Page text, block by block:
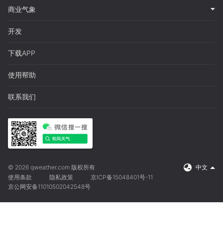
商业气象
开发
下载APP
使用帮助
联系我们
© 2026 qweather.com 版权所有
中文
使用条款
隐私政策
京ICP备15048401号-11
京公网安备11010502042548号